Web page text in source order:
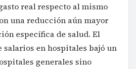
real respecto al mismo
una reducción aún mayor
específica de salud. El
en hospitales bajó un
generales sino